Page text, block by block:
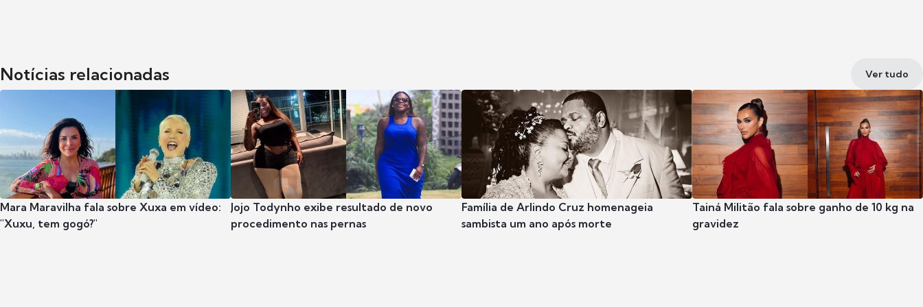
Notícias relacionadas Ver tudo
Mara Maravilha fala sobre Xuxa em vídeo:
"Xuxu, tem gogó?"
Jojo Todynho exibe resultado de novo
procedimento nas pernas
Família de Arlindo Cruz homenageia
sambista um ano após morte
Tainá Militão fala sobre ganho de 10 kg na
gravidez